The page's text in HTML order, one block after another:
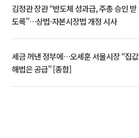
김정관 장관 “반도체 성과급, 주총 승인 받
도록”…상법·자본시장법 개정 시사
세금 꺼낸 정부에…오세훈 서울시장 “집값
해법은 공급” [종합]